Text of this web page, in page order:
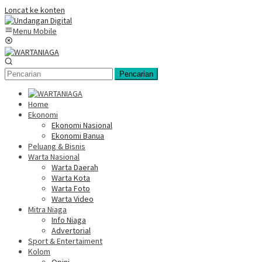
Loncat ke konten
Menu Mobile
Pencarian
Home
Ekonomi
Ekonomi Nasional
Ekonomi Banua
Peluang & Bisnis
Warta Nasional
Warta Daerah
Warta Kota
Warta Foto
Warta Video
Mitra Niaga
Info Niaga
Advertorial
Sport & Entertaiment
Kolom